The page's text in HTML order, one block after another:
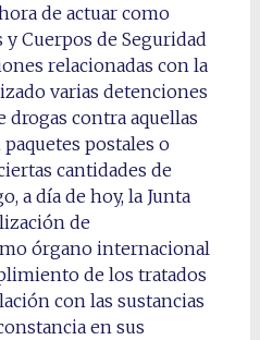
de actuar como
y Cuerpos de Seguridad
relacionadas con la
varias detenciones
contra aquellas
postales o
cantidades de
a día de hoy, la Junta
de
órgano internacional
de los tratados
con las sustancias
en sus